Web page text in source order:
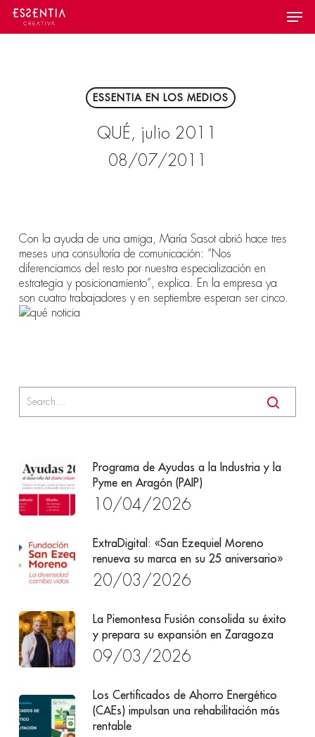
Skip
main
Menu
ESSENTIA EN LOS MEDIOS
QUÉ, julio 2011
08/07/2011
Con la ayuda de una amiga, María Sasot abrió hace tres
meses una consultoría de comunicación: “Nos
diferenciamos del resto por nuestra especialización en
estrategia y posicionamiento”, explica. En la empresa ya
son cuatro trabajadores y en septiembre esperan ser cinco.
Programa de Ayudas a la Industria y la
Pyme en Aragón (PAIP)
10/04/2026
ExtraDigital: «San Ezequiel Moreno
renueva su marca en su 25 aniversario»
20/03/2026
La Piemontesa Fusión consolida su éxito
y prepara su expansión en Zaragoza
09/03/2026
Los Certificados de Ahorro Energético
(CAEs) impulsan una rehabilitación más
rentable